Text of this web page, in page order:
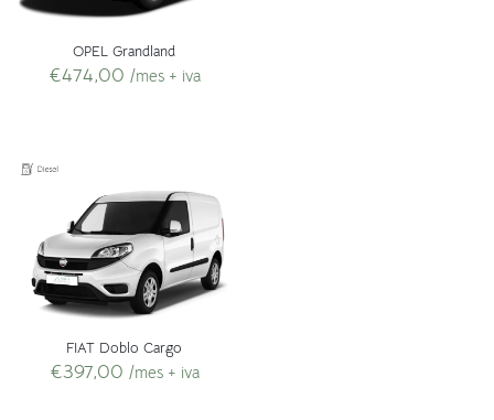
OPEL Grandland
€474,00 /mes + iva
FIAT Doblo Cargo
€397,00 /mes + iva